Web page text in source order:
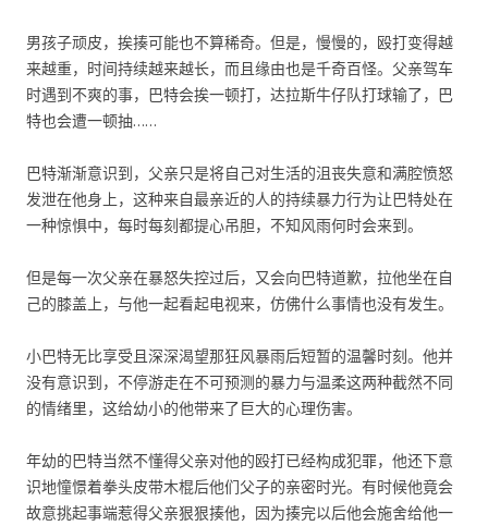
男孩子顽皮，挨揍可能也不算稀奇。但是，慢慢的，殴打变得越
来越重，时间持续越来越长，而且缘由也是千奇百怪。父亲驾车
时遇到不爽的事，巴特会挨一顿打，达拉斯牛仔队打球输了，巴
特也会遭一顿抽……
巴特渐渐意识到，父亲只是将自己对生活的沮丧失意和满腔愤怒
发泄在他身上，这种来自最亲近的人的持续暴力行为让巴特处在
一种惊惧中，每时每刻都提心吊胆，不知风雨何时会来到。
但是每一次父亲在暴怒失控过后，又会向巴特道歉，拉他坐在自
己的膝盖上，与他一起看起电视来，仿佛什么事情也没有发生。
小巴特无比享受且深深渴望那狂风暴雨后短暂的温馨时刻。他并
没有意识到，不停游走在不可预测的暴力与温柔这两种截然不同
的情绪里，这给幼小的他带来了巨大的心理伤害。
年幼的巴特当然不懂得父亲对他的殴打已经构成犯罪，他还下意
识地憧憬着拳头皮带木棍后他们父子的亲密时光。有时候他竟会
故意挑起事端惹得父亲狠狠揍他，因为揍完以后他会施舍给他一